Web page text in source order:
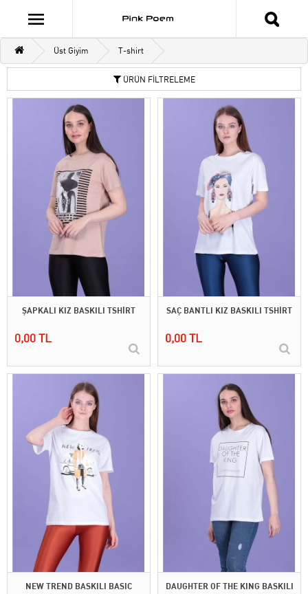
Üst Giyim T-shirt
ÜRÜN FİLTRELEME
ŞAPKALI KIZ BASKILI TSHİRT
0,00 TL
SAÇ BANTLI KIZ BASKILI TSHİRT
0,00 TL
NEW TREND BASKILI BASIC
DAUGHTER OF THE KING BASKILI